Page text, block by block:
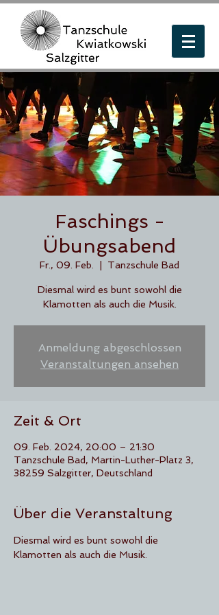
Faschings -
Übungsabend
Fr., 09. Feb. Tanzschule Bad
Diesmal wird es bunt sowohl die
Klamotten als auch die Musik.
Anmeldung abgeschlossen
Veranstaltungen ansehen
Zeit & Ort
09. Feb. 2024, 20:00 – 21:30
Tanzschule Bad, Martin-Luther-Platz 3,
38259 Salzgitter, Deutschland
Über die Veranstaltung
Diesmal wird es bunt sowohl die
Klamotten als auch die Musik.